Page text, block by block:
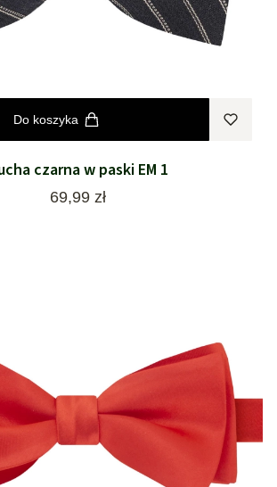
Do koszyka
czarna w paski EM 1
Cena
69,99 zł